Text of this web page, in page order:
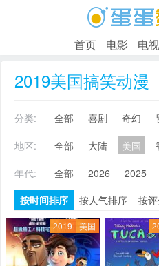
首页 电影 电
2019美国搞笑动漫
分类: 全部 喜剧 奇幻
地区:
全部 大陆 美国
年代:
全部 2026 2025
按时间排序
按人气排序 按
2019 美国